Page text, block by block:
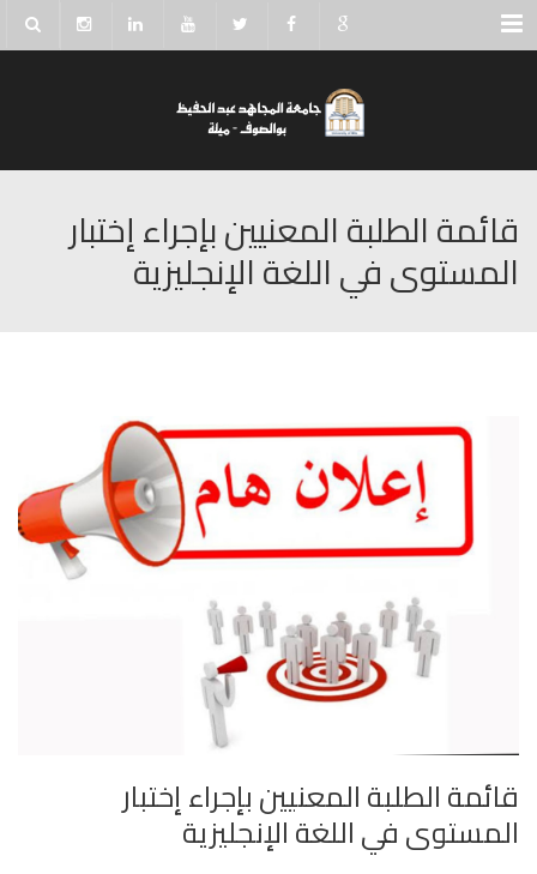
Menu
قائمة الطلبة المعنيين بإجراء إختبار
المستوى في اللغة الإنجليزية
قائمة الطلبة المعنيين بإجراء إختبار
المستوى في اللغة الإنجليزية